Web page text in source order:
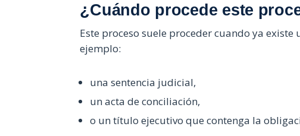
¿Cuándo procede este
Este proceso suele proceder cuando ya
ejemplo:
una sentencia judicial,
un acta de conciliación,
o un título ejecutivo que contenga la